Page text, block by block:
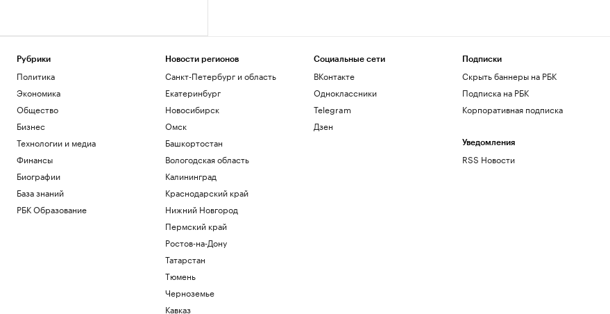
Рубрики
Политика
Экономика
Общество
Бизнес
Технологии и медиа
Финансы
Биографии
База знаний
РБК Образование
Новости регионов
Санкт-Петербург и область
Екатеринбург
Новосибирск
Омск
Башкортостан
Вологодская область
Калининград
Краснодарский край
Нижний Новгород
Пермский край
Ростов-на-Дону
Татарстан
Тюмень
Черноземье
Кавказ
Социальные сети
ВКонтакте
Одноклассники
Telegram
Дзен
Подписки
Скрыть баннеры на РБК
Подписка на РБК
Корпоративная подписка
Уведомления
RSS Новости